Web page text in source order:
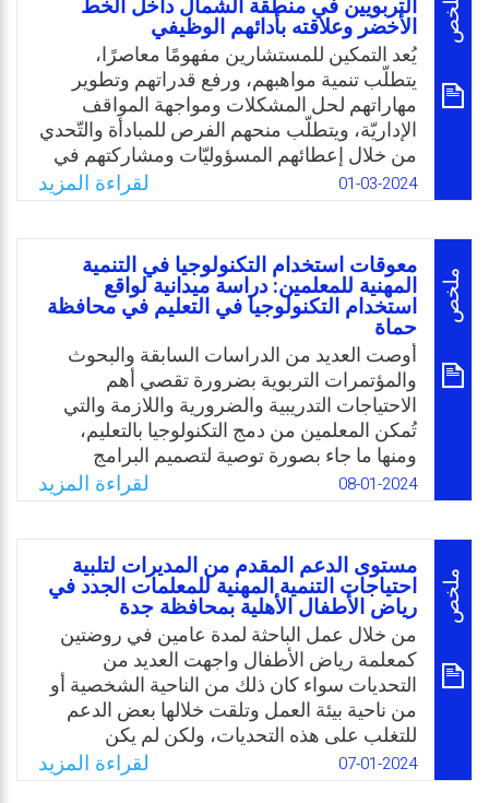
لتدريبهم وإعدادهم بما يكفل نجاح العملية
التعليمية التعلمية؛ إذ يواجه معلم الحاسوب العديد
من المستجدات التقنية، ويحتاج لمواكبتها أن يتزود
بكفايات تؤهله لذلك، مما يتطلب منه تجديد
معارفه ومهاراته بشكل مستمر، والعمل وفق
معايير محددة.
WhatsApp
Facebook
Twitter
Email
ملخص التربويين في منطقة الشمال داخل الخط
الأخضر وعلاقته بأدائهم الوظيفي
يُعد التمكين للمستشارين مفهومًا معاصرًا،
يتطلّب تنمية مواهبهم، ورفع قدراتهم وتطوير
مهاراتهم لحل المشكلات ومواجهة المواقف
الإداريّة، ويتطلّب منحهم الفرص للمبادأة والتّحدي
من خلال إعطائهم المسؤوليّات ومشاركتهم في
اتّخاذ القرارات باتّجاه تحقيق الأهداف، ويمثل
المستشار التّربوي مجال الصحة النّفسيّة
للمؤّسسة، والأمين على مراحل التّطور للفرد
والمؤسسة. وعادة ما يضع المستشار قدراته
المهنية تحت تصرف إدارة المدرسة والهيئة
التّدريسيّة، لأجل العمل المتواصل لمساعدة
الطالب كفرد، والمدرسة كمؤسسة اجتماعيّة
تنظيميّة، بهدف الوصول للعمل بجودة عالية، وإلى
الاستثمار الأقصى للطاقات الكامنة بهم وعلى
أحسن وجه. وعليه، تحددت مشكلة الدراسة
بالتعرف على درجة تمكين الإدارة المدرسيّة
للمستشارين التّربويين في منطقة الشمال داخل
الخط الأخضر، وعلاقتها بالأداء الوظيفي لديهم.
WhatsApp
Facebook
Twitter
Email
01-03-2024 لقراءة المزيد
ملخص
معوقات استخدام التكنولوجيا في التنمية
المهنية للمعلمين: دراسة ميدانية لواقع
استخدام التكنولوجيا في التعليم في محافظة
حماة
أوصت العديد من الدراسات السابقة والبحوث
والمؤتمرات التربوية بضرورة تقصي أهم
الاحتياجات التدريبية والضرورية واللازمة والتي
تُمكن المعلمين من دمج التكنولوجيا بالتعليم،
ومنها ما جاء بصورة توصية لتصميم البرامج
التدريبية للمعلمين الجدد لتتضمن الاحتياجات
التدريبية، ومحاولة الاطلاع على أحدث التطورات
في مجال دمج التقنيات الحديثة في التعليم،
وأكدت المؤتمرات التربوية المختلفة على ضرورة
الدمج بين التعليم التقليدي والتعليم الإلكتروني
في بيئة متمازجة بحيث يكونان مكملان لبعضهما
البعض. وعليه تكمن مشكلة الدراسة الحالية
بالتساؤل التالي: ما معوقات استخدام التكنولوجيا
في التنمية المهنية للمعلمين؟
WhatsApp
Facebook
Twitter
Email
08-01-2024 لقراءة المزيد
ملخص
مستوى الدعم المقدم من المديرات لتلبية
احتياجات التنمية المهنية للمعلمات الجدد في
رياض الأطفال الأهلية بمحافظة جدة
من خلال عمل الباحثة لمدة عامين في روضتين
كمعلمة رياض الأطفال واجهت العديد من
التحديات سواء كان ذلك من الناحية الشخصية أو
من ناحية بيئة العمل وتلقت خلالها بعض الدعم
للتغلب على هذه التحديات، ولكن لم يكن
بمستوى الاحتياج. كما وشهدت ترك اثنتين من
زميلاتها للعمل خلال عامهم الأول بسبب عدم
07-01-2024 لقراءة المزيد